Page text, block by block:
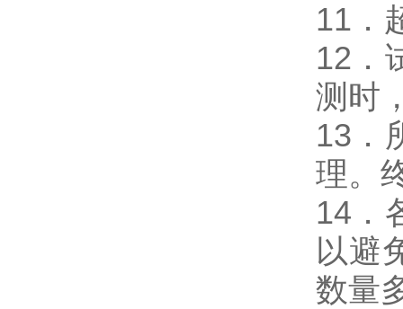
11．
12．
测时
13．
理。
14．
以避
数量